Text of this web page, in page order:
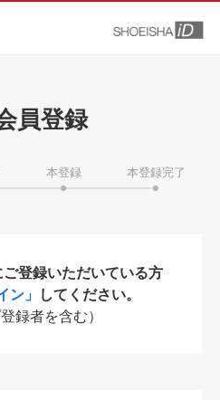
員登録
本登録 本登録完了
登録いただいている方
ン」 してください。
録者を含む）